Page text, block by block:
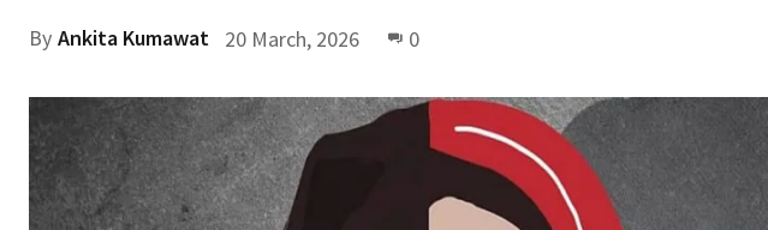
By Ankita Kumawat 20 March, 2026 0